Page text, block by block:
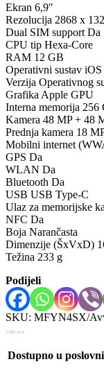
Ekran 6,9″
Rezolucija 2868 x
Dual SIM support Da
CPU tip Hexa-Core
RAM 12 GB
Operativni sustav iOS
Verzija Operativnog
Grafika Apple GPU
Interna memorija 256
Kamera 48 MP + 48
Prednja kamera 18
Mobilni internet
GPS Da
WLAN Da
Bluetooth Da
USB USB Type-C
Ulaz za memorijske
NFC Da
Boja Narančasta
Dimenzije (ŠxVxD)
Težina 233 g
Podijeli
SKU: MFYN4SX/
1.697,23 €
Dostupno u